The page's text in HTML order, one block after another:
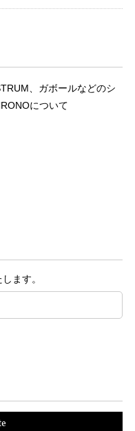
、ガボールなどのシ
について
ます。